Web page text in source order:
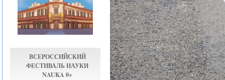
ВСЕРОССИЙСКИЙ
ФЕСТИВАЛЬ НАУКИ
NAUKA 0+